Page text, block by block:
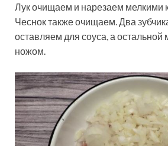
Лук очищаем и нарезаем мелкими
Чеснок также очищаем. Два
оставляем для соуса, а остальной
ножом.